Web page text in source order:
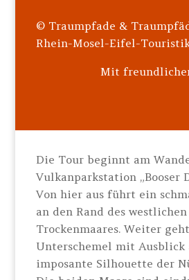
© Traumpfade &
Rhein-Mosel-Eifel-
Mit
Die Tour beginnt am
Vulkanparkstation „Booser
Von hier aus führt ein
an den Rand des westlichen
Trockenmaares. Weiter
Unterschemel mit Ausblick
imposante Silhouette der